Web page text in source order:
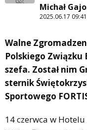
Michał
2025.06.17 09:41
Walne
Polskiego Związku
szefa. Został nim
sternik
Sportowego
14 czerwca w